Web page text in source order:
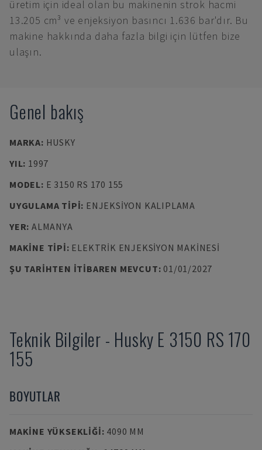
üretim için ideal olan bu makinenin strok hacmi
13.205 cm³ ve enjeksiyon basıncı 1.636 bar'dır. Bu
makine hakkında daha fazla bilgi için lütfen bize
ulaşın.
Genel bakış
MARKA: HUSKY
YIL: 1997
MODEL: E 3150 RS 170 155
UYGULAMA TIPI: ENJEKSIYON KALIPLAMA
YER: ALMANYA
MAKINE TIPI: ELEKTRIK ENJEKSIYON MAKINESI
ŞU TARIHTEN ITIBAREN MEVCUT: 01/01/2027
Teknik Bilgiler - Husky E 3150 RS 170
155
BOYUTLAR
MAKINE YÜKSEKLIĞI: 4090 MM